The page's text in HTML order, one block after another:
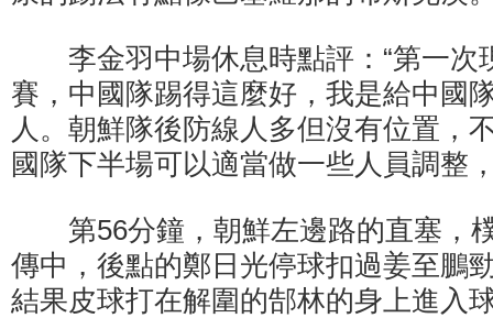
李金羽中場休息時點評：“第一次
賽，中國隊踢得這麼好，我是給中國
人。朝鮮隊後防線人多但沒有位置，
國隊下半場可以適當做一些人員調整
第56分鐘，朝鮮左邊路的直塞，
傳中，後點的鄭日光停球扣過姜至鵬
結果皮球打在解圍的郜林的身上進入